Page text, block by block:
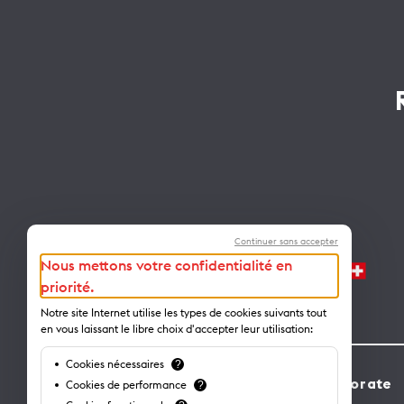
Contact Corporate
Continuer sans accepter
Nous mettons votre confidentialité en
priorité.
Notre site Internet utilise les types de cookies suivants tout
en vous laissant le libre choix d'accepter leur utilisation:
Cookies nécessaires ?
Cookies de performance ?